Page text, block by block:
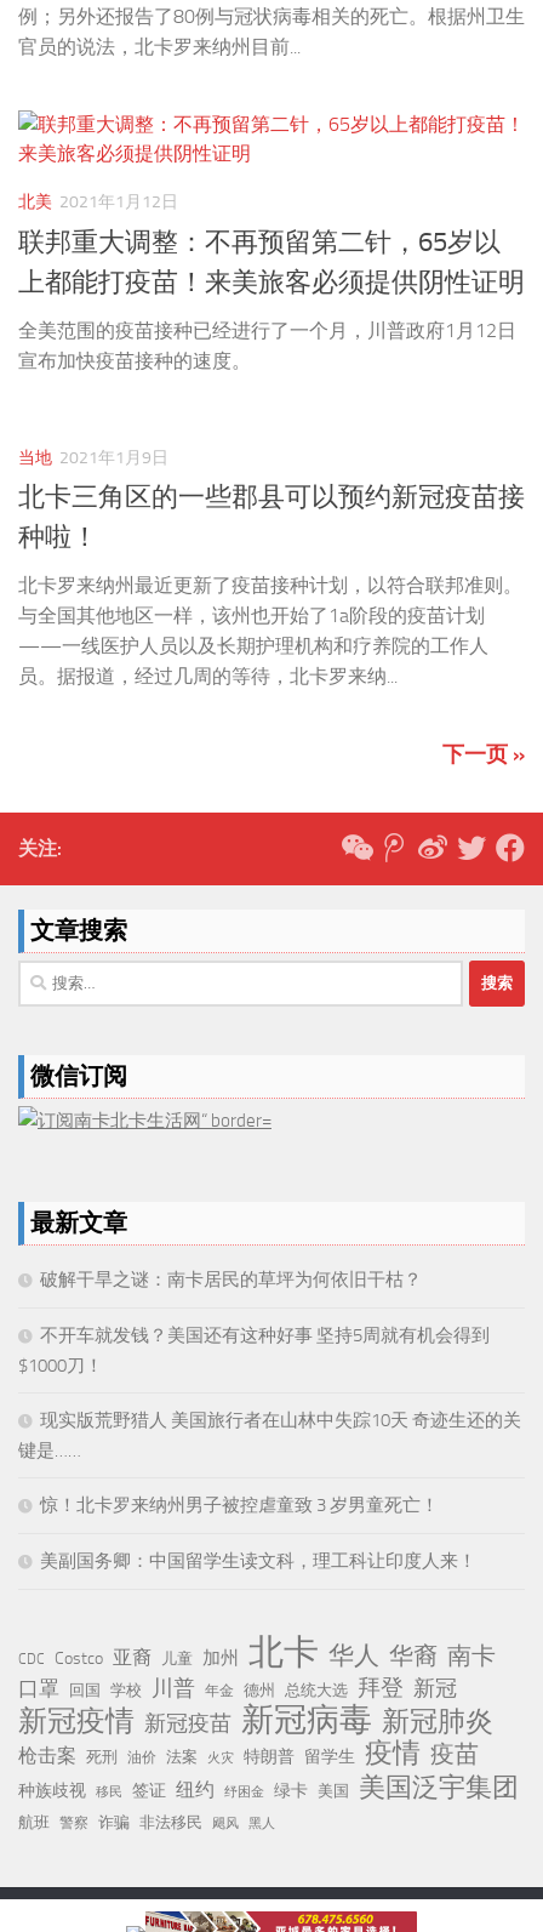
例；另外还报告了80例与冠状病毒相关的死亡。根据州卫生
官员的说法，北卡罗来纳州目前...
北美 2021年1月12日
联邦重大调整：不再预留第二针，65岁以
上都能打疫苗！来美旅客必须提供阴性证明
全美范围的疫苗接种已经进行了一个月，川普政府1月12日
宣布加快疫苗接种的速度。
当地 2021年1月9日
北卡三角区的一些郡县可以预约新冠疫苗接
种啦！
北卡罗来纳州最近更新了疫苗接种计划，以符合联邦准则。
与全国其他地区一样，该州也开始了1a阶段的疫苗计划
——一线医护人员以及长期护理机构和疗养院的工作人
员。据报道，经过几周的等待，北卡罗来纳...
下一页 »
关注:
文章搜索
搜
索：
微信订阅
最新文章
破解干旱之谜：南卡居民的草坪为何依旧干枯？
不开车就发钱？美国还有这种好事 坚持5周就有机会得到
$1000刀！
现实版荒野猎人 美国旅行者在山林中失踪10天 奇迹生还的关
键是……
惊！北卡罗来纳州男子被控虐童致 3 岁男童死亡！
美副国务卿：中国留学生读文科，理工科让印度人来！
CDC Costco 亚裔 儿童 加州 北卡 华人 华裔 南卡
口罩 回国 学校 川普 年金 德州 总统大选 拜登 新冠
新冠疫情 新冠疫苗 新冠病毒 新冠肺炎
枪击案 死刑 油价 法案 火灾 特朗普 留学生 疫情 疫苗
种族歧视 移民 签证 纽约 纾困金 绿卡 美国 美国泛宇集团
航班 警察 诈骗 非法移民 飓风 黑人